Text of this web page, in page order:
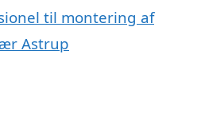
til montering af
Astrup